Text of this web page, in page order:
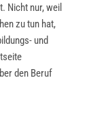
Nicht nur, weil
zu tun hat,
und
den Beruf